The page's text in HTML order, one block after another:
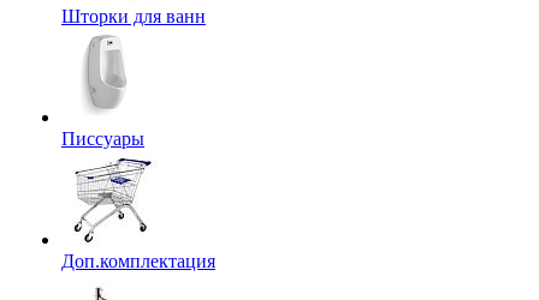
Шторки для ванн
Писсуары
Доп.комплектация